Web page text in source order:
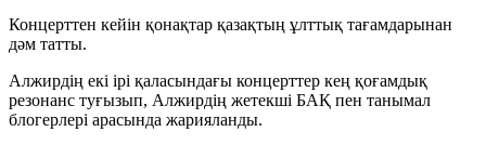
Концерттен кейін қонақтар қазақтың ұлттық тағамдарынан
дәм татты.
Алжирдің екі ірі қаласындағы концерттер кең қоғамдық
резонанс туғызып, Алжирдің жетекші БАҚ пен танымал
блогерлері арасында жарияланды.